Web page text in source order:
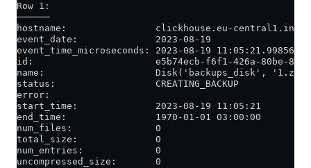
Row 1:
──────
hostname:                clickhouse.eu-
event_date:              2023-08-19
event_time_microseconds: 2023-08-19 11:05:21.998566
id:                      e5b74ecb-f6f1-426a-80be-
name:                    Disk('backups_disk',
status:                  CREATING_BACKUP
error:
start_time:              2023-08-19 11:05:21
end_time:                1970-01-01 03:00:00
num_files:               0
total_size:              0
num_entries:             0
uncompressed_size:       0